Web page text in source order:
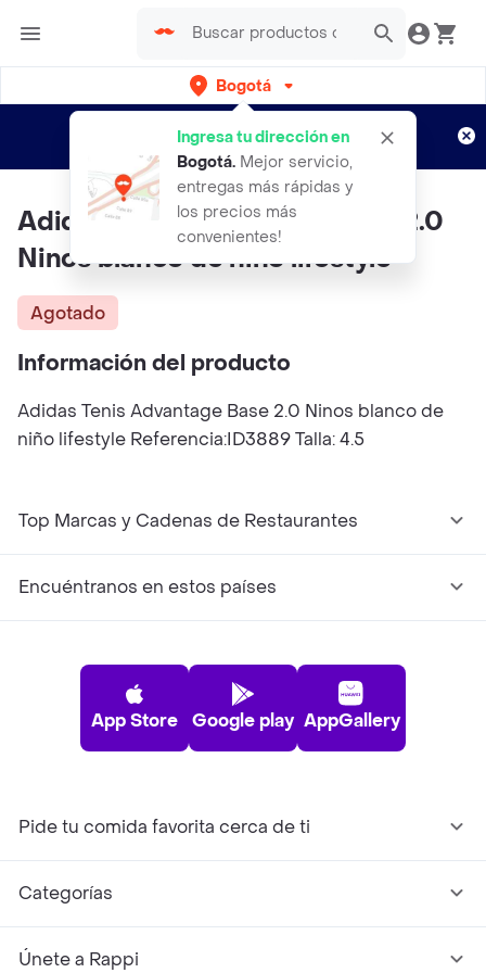
Bogotá
Ingresa tu dirección en
Bogotá. Mejor servicio,
entregas más rápidas y
los precios más
convenientes!
envíos gratis por semanas
Aplican TyC
Adidas Tenis Advantage Base 2.0
Ninos blanco de niño lifestyle
Agotado
Información del producto
Adidas Tenis Advantage Base 2.0 Ninos blanco de
niño lifestyle Referencia:ID3889 Talla: 4.5
Top Marcas y Cadenas de Restaurantes
Encuéntranos en estos países
App Store Google play AppGallery
Pide tu comida favorita cerca de ti
Categorías
Únete a Rappi